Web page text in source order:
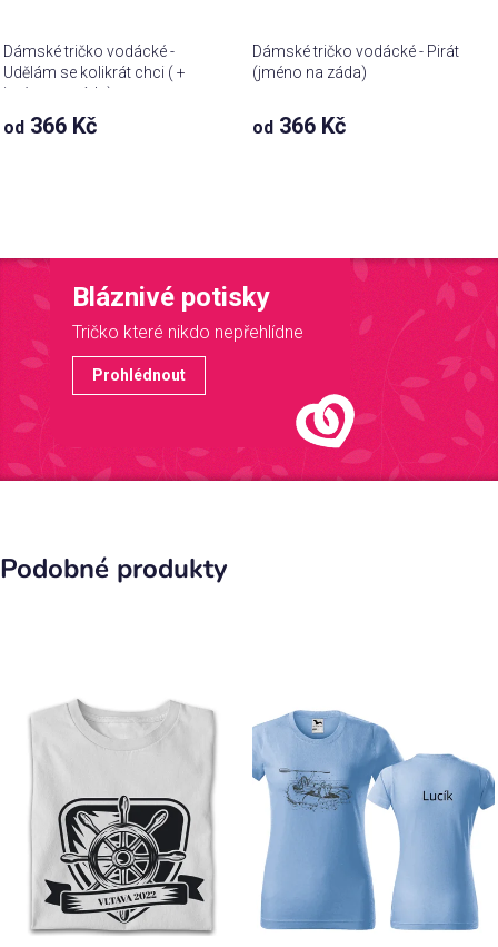
Dámské tričko vodácké -
Udělám se kolikrát chci ( +
jméno na záda)
od 366 Kč
Dámské tričko vodácké - Pirát
(jméno na záda)
od 366 Kč
Bláznivé potisky
Tričko které nikdo nepřehlídne
Prohlédnout
Podobné produkty